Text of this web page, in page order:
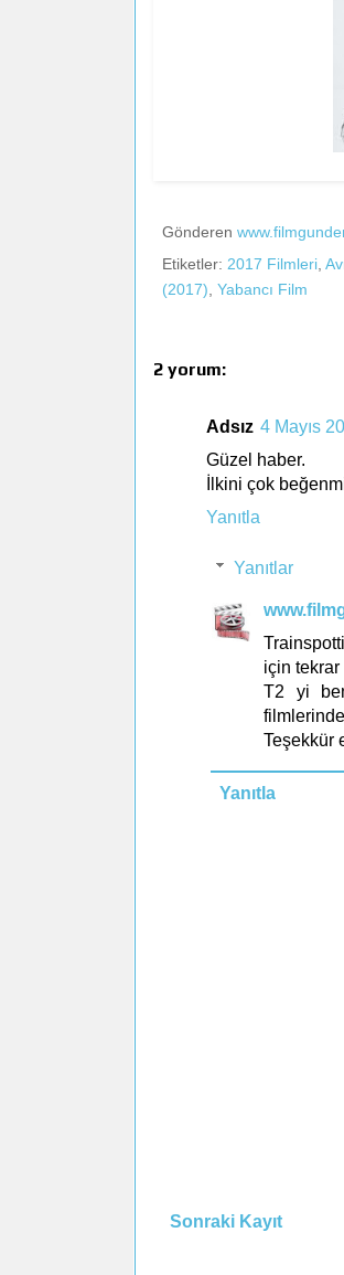
Gönderen
Etiketler: 2017 Filmleri
(2017) Yabancı Film
2 yorum:
Adsız 4 Mayıs
Güzel haber.
İlkini çok
Yanıtla
Yanıtlar
için tekrar
T2 yi
Teşekkür
Yanıtla
Sonraki Kayıt